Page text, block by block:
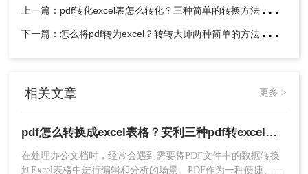
上
一篇：pdf转化excel表怎么转化？三种简单的转换方法推荐！
下
一篇：怎么将pdf转为excel？转转大师两种简单的方法教会你！
相关文章 更多 >
pdf怎么转换成excel表格？安利三种pdf转excel的方法！
在处理办公文档时，经常会遇到需要将PDF文件中的数据转换
到Excel表格中进行编辑和分析的场景。PDF作为一种便捷、通